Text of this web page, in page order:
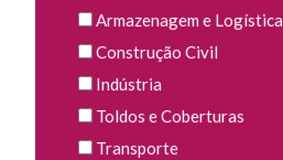
Armazenagem e Logística
Construção Civil
Indústria
Toldos e Coberturas
Transporte